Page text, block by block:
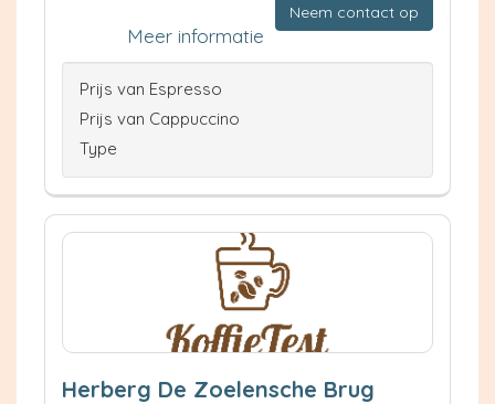
Neem contact op
Meer informatie
Prijs van Espresso
Prijs van Cappuccino
Type
Herberg De Zoelensche Brug